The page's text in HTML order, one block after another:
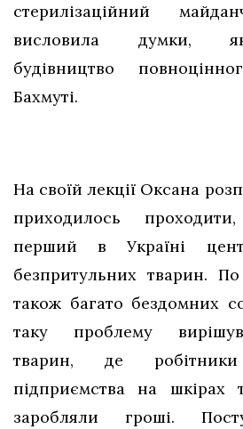
стерилізаційний
висловила думки,
будівництво
Бахмуті.
На своїй лекції Оксана
приходилось
перший в Україні
безпритульних тварин.
також багато бездомних
таку проблему
тварин, де робітники
підприємства на шкірах
заробляли гроші.